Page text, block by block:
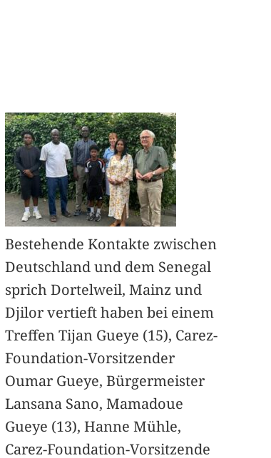
Bestehende Kontakte zwischen
Deutschland und dem Senegal
sprich Dortelweil, Mainz und
Djilor vertieft haben bei einem
Treffen Tijan Gueye (15), Carez-
Foundation-Vorsitzender
Oumar Gueye, Bürgermeister
Lansana Sano, Mamadoue
Gueye (13), Hanne Mühle,
Carez-Foundation-Vorsitzende